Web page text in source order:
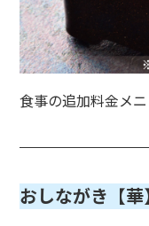
食事の追加料金メ
おしながき 【華